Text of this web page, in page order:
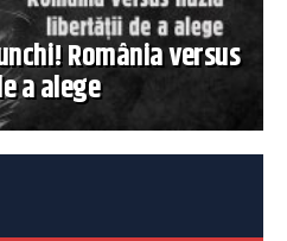
România versus
a alege